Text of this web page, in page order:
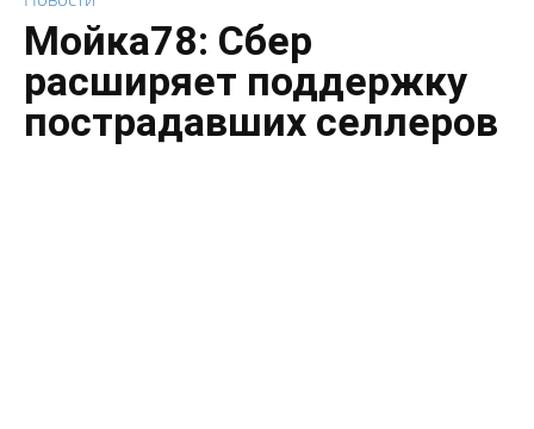
Мойка78: Сбер
расширяет поддержку
пострадавших селлеров